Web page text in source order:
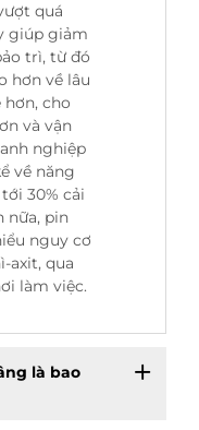
quá
giúp giảm
trì, từ đó
hơn về lâu
cho
và vận
nghiệp
về năng
30% cải
nữa, pin
nguy cơ
axit, qua
làm việc.
là bao